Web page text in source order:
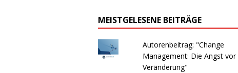
MEISTGELESENE BEITRÄGE
Autorenbeitrag: "Change
Management: Die Angst vor
Veränderung"